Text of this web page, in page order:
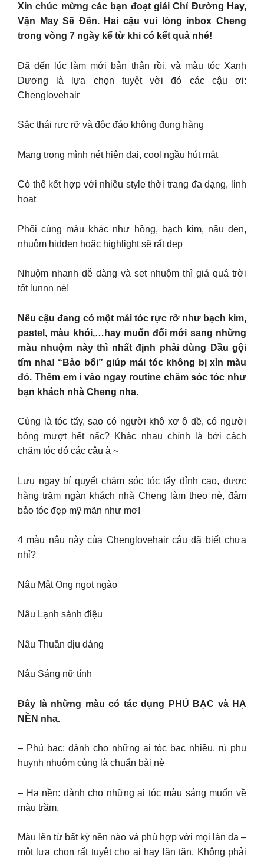
Xin chúc mừng các bạn đoạt giải Chỉ Đường Hay,
Vận May Sẽ Đến. Hai cậu vui lòng inbox Cheng
trong vòng 7 ngày kể từ khi có kết quả nhé!
Đã đến lúc làm mới bản thân rồi, và màu tóc Xanh
Dương là lựa chọn tuyệt vời đó các cậu ơi:
Chenglovehair
Sắc thái rực rỡ và độc đáo không đụng hàng
Mang trong mình nét hiện đại, cool ngầu hút mắt
Có thể kết hợp với nhiều style thời trang đa dạng, linh
hoạt
Phối cùng màu khác như hồng, bạch kim, nâu đen,
nhuộm hidden hoặc highlight sẽ rất đẹp
Nhuộm nhanh dễ dàng và set nhuộm thì giá quá trời
tốt lunnn nè!
Nếu cậu đang có một mái tóc rực rỡ như bạch kim,
pastel, màu khói,…hay muốn đổi mới sang những
màu nhuộm này thì nhất định phải dùng Dầu gội
tím nha! “Bảo bối” giúp mái tóc không bị xỉn màu
đó. Thêm em í vào ngay routine chăm sóc tóc như
bạn khách nhà Cheng nha.
Cùng là tóc tẩy, sao có người khô xơ ô dề, có người
bóng mượt hết nấc? Khác nhau chính là bởi cách
chăm tóc đó các cậu à ~
Lưu ngay bí quyết chăm sóc tóc tẩy đỉnh cao, được
hàng trăm ngàn khách nhà Cheng làm theo nè, đảm
bảo tóc đẹp mỹ mãn như mơ!
4 màu nâu này của Chenglovehair cậu đã biết chưa
nhỉ?
Nâu Mật Ong ngọt ngào
Nâu Lạnh sành điệu
Nâu Thuần dịu dàng
Nâu Sáng nữ tính
Đây là những màu có tác dụng PHỦ BẠC và HẠ
NỀN nha.
– Phủ bạc: dành cho những ai tóc bạc nhiều, rủ phụ
huynh nhuộm cùng là chuẩn bài nè
– Hạ nền: dành cho những ai tóc màu sáng muốn về
màu trầm.
Màu lên từ bất kỳ nền nào và phù hợp với mọi làn da –
một lựa chọn rất tuyệt cho ai hay lăn tăn. Không phải